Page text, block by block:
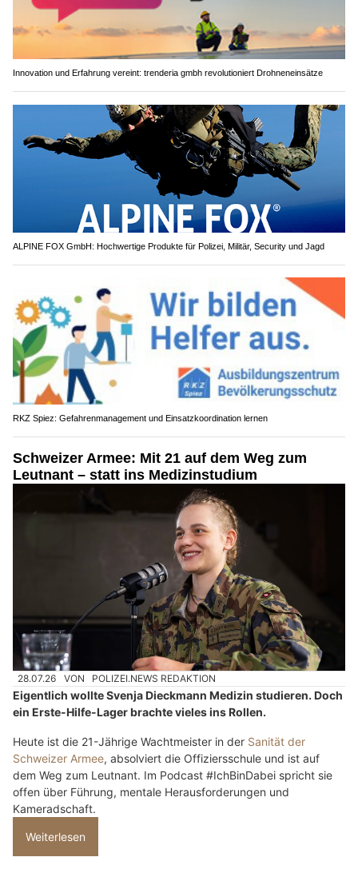
Innovation und Erfahrung vereint: trenderia gmbh revolutioniert Drohneneinsätze
ALPINE FOX GmbH: Hochwertige Produkte für Polizei, Militär, Security und Jagd
RKZ Spiez: Gefahrenmanagement und Einsatzkoordination lernen
Schweizer Armee: Mit 21 auf dem Weg zum
Leutnant – statt ins Medizinstudium
28.07.26 VON POLIZEI.NEWS REDAKTION
Eigentlich wollte Svenja Dieckmann Medizin studieren. Doch
ein Erste-Hilfe-Lager brachte vieles ins Rollen.
Heute ist die 21-Jährige Wachtmeister in der Sanität der
Schweizer Armee, absolviert die Offiziersschule und ist auf
dem Weg zum Leutnant. Im Podcast #IchBinDabei spricht sie
offen über Führung, mentale Herausforderungen und
Kameradschaft.
Weiterlesen